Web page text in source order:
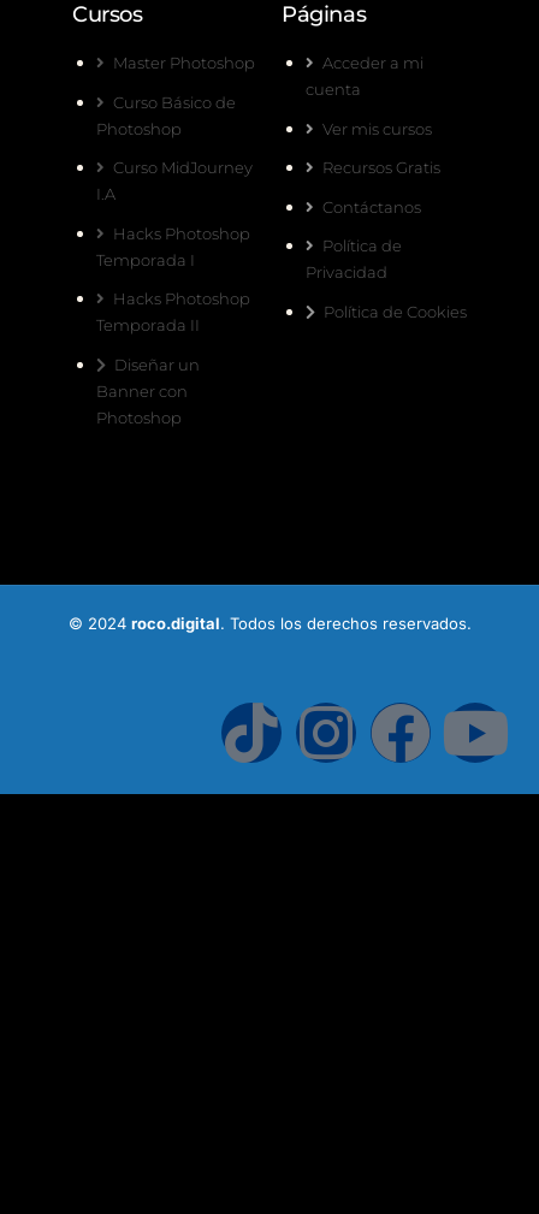
Cursos
Master Photoshop
Curso Básico de
Photoshop
Curso MidJourney
I.A
Hacks Photoshop
Temporada I
Hacks Photoshop
Temporada II
Diseñar un
Banner con
Photoshop
Páginas
Acceder a mi
cuenta
Ver mis cursos
Recursos Gratis
Contáctanos
Política de
Privacidad
Política de Cookies
© 2024 roco.digital. Todos los derechos reservados.